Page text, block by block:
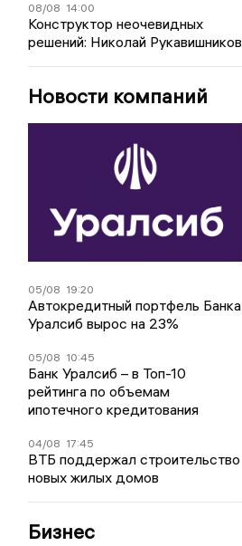
08/08 14:00
Конструктор неочевидных
решений: Николай Рукавишников
Новости компаний
05/08 19:20
Автокредитный портфель Банка
Уралсиб вырос на 23%
05/08 10:45
Банк Уралсиб – в Топ-10
рейтинга по объемам
ипотечного кредитования
04/08 17:45
ВТБ поддержал строительство
новых жилых домов
Бизнес